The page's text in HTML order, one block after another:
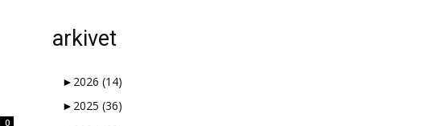
0
arkivet
► 2026 (14)
► 2025 (36)